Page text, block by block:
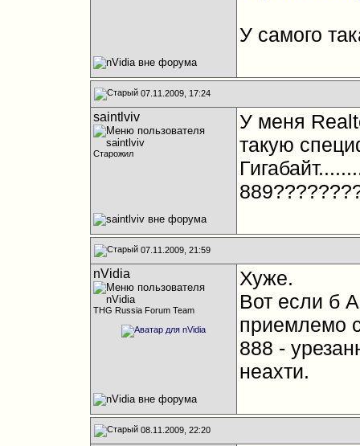
У самого
07.11.2009, 17:24
saintlviv
Старожил
У меня
такую
07.11.2009, 21:59
nVidia
THG Russia Forum Team
Хуже.
Вот если б
приемлемо
888 -
неахти.
08.11.2009, 22:20